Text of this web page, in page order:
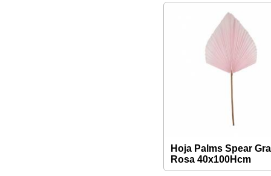
Hoja Palms Spear
Rosa 40x100Hcm